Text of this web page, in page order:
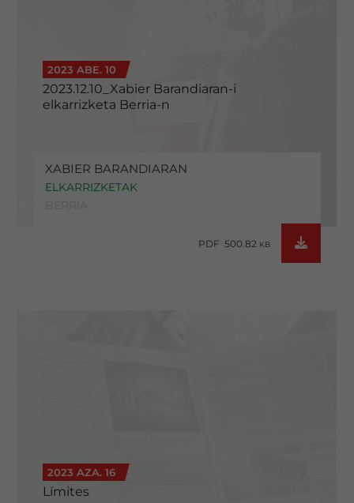
2023 ABE. 10
2023.12.10_Xabier Barandiaran-i
elkarrizketa Berria-n
XABIER BARANDIARAN
ELKARRIZKETAK
PDF 500.82 KB
2023 AZA. 16
Límites